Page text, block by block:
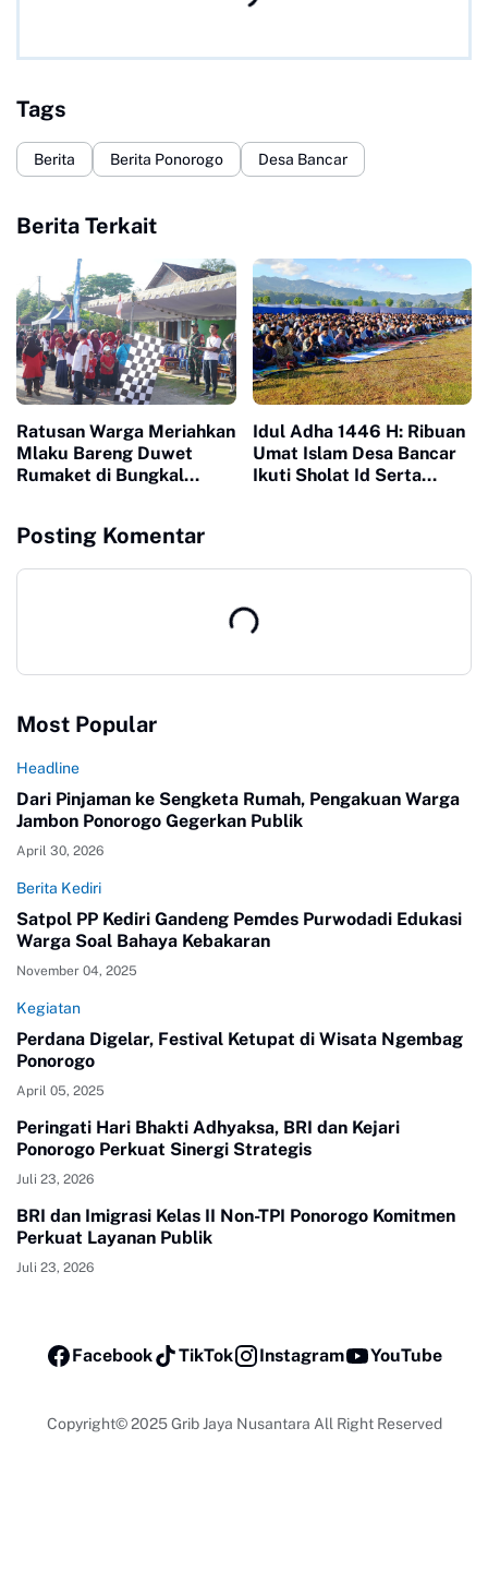
Tags
Berita Berita Ponorogo Desa Bancar
Berita Terkait
Ratusan Warga Meriahkan
Mlaku Bareng Duwet
Rumaket di Bungkal
Idul Adha 1446 H: Ribuan
Umat Islam Desa Bancar
Ikuti Sholat Id Serta
Posting Komentar
Most Popular
Headline
Dari Pinjaman ke Sengketa Rumah, Pengakuan Warga
Jambon Ponorogo Gegerkan Publik
April 30, 2026
Berita Kediri
Satpol PP Kediri Gandeng Pemdes Purwodadi Edukasi
Warga Soal Bahaya Kebakaran
November 04, 2025
Kegiatan
Perdana Digelar, Festival Ketupat di Wisata Ngembag
Ponorogo
April 05, 2025
Peringati Hari Bhakti Adhyaksa, BRI dan Kejari
Ponorogo Perkuat Sinergi Strategis
Juli 23, 2026
BRI dan Imigrasi Kelas II Non-TPI Ponorogo Komitmen
Perkuat Layanan Publik
Juli 23, 2026
Facebook TikTok Instagram YouTube
Copyright© 2025Grib Jaya Nusantara All Right Reserved